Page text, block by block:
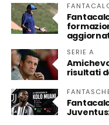
SERIE A
risultati